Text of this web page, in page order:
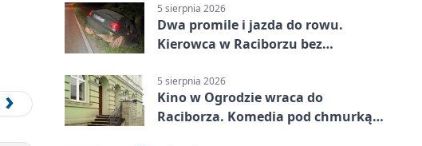
5 sierpnia 2026
Dwa promile i jazda do rowu.
Kierowca w Raciborzu bez
5 sierpnia 2026
Kino w Ogrodzie wraca do
Raciborza. Komedia pod chmurką